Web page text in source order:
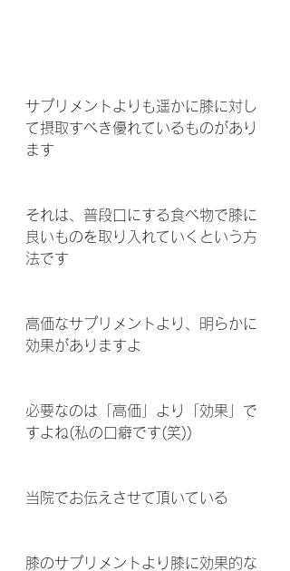
サプリメントよりも遥かに膝に対し
て摂取すべき優れているものがあり
ます
それは、普段口にする食べ物で膝に
良いものを取り入れていくという方
法です
高価なサプリメントより、明らかに
効果がありますよ
必要なのは「高価」より「効果」で
すよね(私の口癖です(笑))
当院でお伝えさせて頂いている
膝のサプリメントより膝に効果的な